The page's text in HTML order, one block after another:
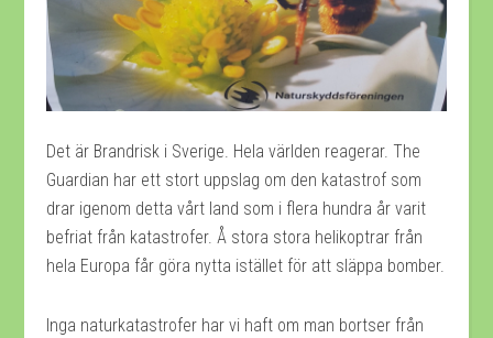
Det är Brandrisk i Sverige. Hela världen reagerar. The
Guardian har ett stort uppslag om den katastrof som
drar igenom detta vårt land som i flera hundra år varit
befriat från katastrofer. Å stora stora helikoptrar från
hela Europa får göra nytta istället för att släppa bomber.
Inga naturkatastrofer har vi haft om man bortser från